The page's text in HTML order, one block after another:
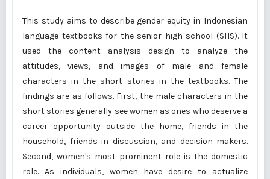
This study aims to describe gender equity in Indonesian
language textbooks for the senior high school (SHS). It
used the content analysis design to analyze the
attitudes, views, and images of male and female
characters in the short stories in the textbooks. The
findings are as follows. First, the male characters in the
short stories generally see women as ones who deserve a
career opportunity outside the home, friends in the
household, friends in discussion, and decision makers.
Second, women's most prominent role is the domestic
role. As individuals, women have desire to actualize